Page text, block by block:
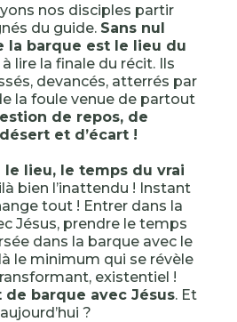
nos disciples partir
du guide. Sans nul
la barque est le lieu du
lire la finale du récit. Ils
devancés, atterrés par
la foule venue de partout
de repos, de
et d’écart !
le lieu, le temps du vrai
bien l’inattendu ! Instant
tout ! Entrer dans la
Jésus, prendre le temps
dans la barque avec le
le minimum qui se révèle
existentiel !
de barque avec Jésus. Et
?